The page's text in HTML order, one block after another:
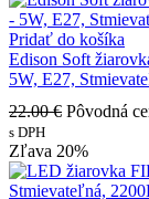
Pridať do košíka
Edison Soft
5W, E27,
22.00€ Pôvodná
s DPH
Zľava 20%